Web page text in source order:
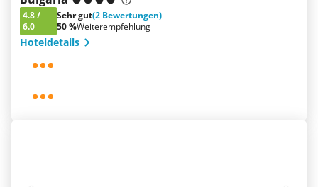
4.8/
6.0
Sehr gut(2 Bewertungen)
50 %Weiterempfehlung
Hoteldetails